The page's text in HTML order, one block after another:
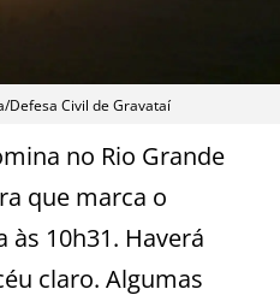
Defesa Civil de Gravataí
no Rio Grande
que marca o
10h31. Haverá
claro. Algumas